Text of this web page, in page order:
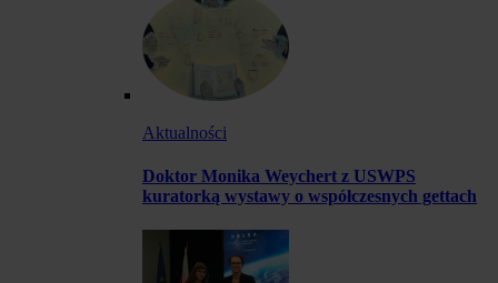
Aktualności
Doktor Monika Weychert z USWPS
kuratorką wystawy o współczesnych gettach